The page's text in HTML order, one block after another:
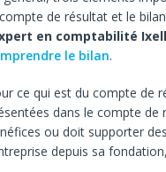
de résultat et le
en comptabilité
le bilan.
ce qui est du compte de
dans le compte de
ou doit supporter
depuis sa